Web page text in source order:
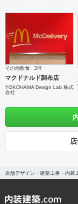
その他飲食 3坪
マクドナルド調布店
YOKOHAMA Design Lab 株式
会社
店舗デザイン・建築工事・内装